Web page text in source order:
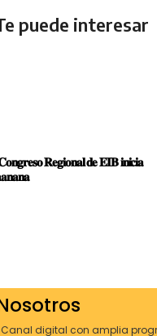
puede interesar
𝐑𝐞𝐠𝐢𝐨𝐧𝐚𝐥 𝐝𝐞 𝐄𝐈𝐁 𝐢𝐧𝐢𝐜𝐢𝐚
digital con amplia